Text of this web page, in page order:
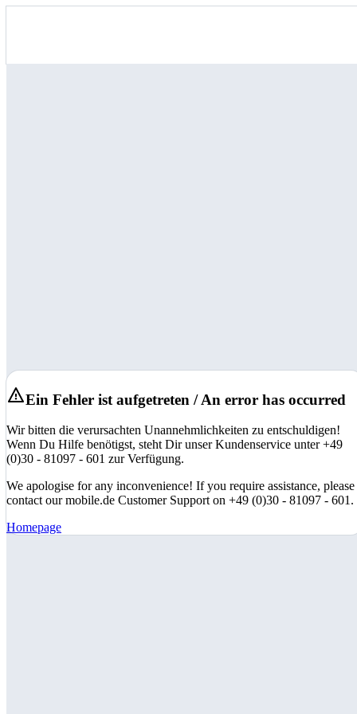
Ein Fehler ist aufgetreten / An error has occurred
Wir bitten die verursachten Unannehmlichkeiten zu entschuldigen!
Wenn Du Hilfe benötigst, steht Dir unser Kundenservice unter +49
(0)30 - 81097 - 601 zur Verfügung.
We apologise for any inconvenience! If you require assistance, please
contact our mobile.de Customer Support on +49 (0)30 - 81097 - 601.
Homepage